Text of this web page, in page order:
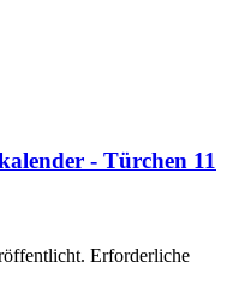
- Türchen 11
Erforderliche